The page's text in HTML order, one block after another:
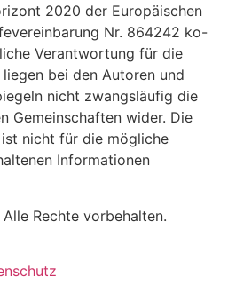
2020 der Europäischen
Nr. 864242 ko-
Verantwortung für die
bei den Autoren und
nicht zwangsläufig die
Gemeinschaften wider. Die
nicht für die mögliche
Informationen
Rechte vorbehalten.